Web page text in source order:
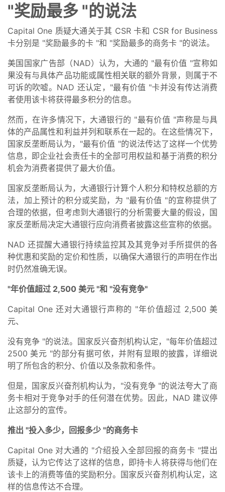
"奖励最多 "的说法
Capital One 质疑大通关于其 CSR 卡和 CSR for Business
卡分别是 "奖励最多的卡 "和 "奖励最多的商务卡 "的说法。
美国国家广告部（NAD）认为，大通的 "最有价值 "宣称如
果没有与具体产品功能或属性相关联的额外背景，则属于不
可诉的吹嘘。NAD 还认定，"最有价值 "卡并没有传达消费
者使用该卡将获得最多积分的信息。
然而，在许多情况下，大通银行的 "最有价值 "声称是与具
体的产品属性和利益并列和联系在一起的。在这些情况下，
国家反垄断局认为，"最有价值 "的说法传达了这样一个优势
信息，即企业社会责任卡的全部可用权益和基于消费的积分
机会为消费者提供了最大价值。
国家反垄断局认为，大通银行计算个人积分和特权总额的方
法，加上预计的积分或奖励，为 "最有价值 "的宣称提供了
合理的依据，但考虑到大通银行的分析需要大量的假设，国
家反垄断局决定大通银行应向消费者披露这些宣称的依据。
NAD 还提醒大通银行持续监控其及其竞争对手所提供的各
种优惠和奖励的定价和性质，以确保大通银行的声明在作出
时仍然准确无误。
"年价值超过 2,500 美元 "和 "没有竞争"
Capital One 还对大通银行声称的 "年价值超过 2,500 美
元、
没有竞争 "的说法。国家反兴奋剂机构认定，"每年价值超过
2500 美元 "的部分有据可依，并附有显眼的披露，详细说
明了所包含的积分、价值以及条款和条件。
但是，国家反兴奋剂机构认为，"没有竞争 "的说法夸大了商
务卡相对于竞争对手的任何潜在优势。因此，NAD 建议停
止这部分的宣传。
推出 "投入多少，回报多少 "的商务卡
Capital One 对大通的 "介绍投入全部回报的商务卡 "提出
质疑，认为它传达了这样的信息，即持卡人将获得与他们在
该卡上的消费等值的奖励积分。国家反兴奋剂机构认定，这
样的信息传达不合理。